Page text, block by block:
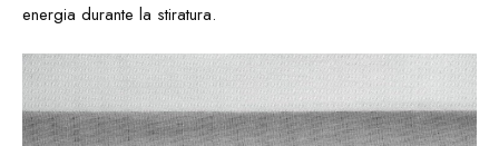
energia durante la stiratura.